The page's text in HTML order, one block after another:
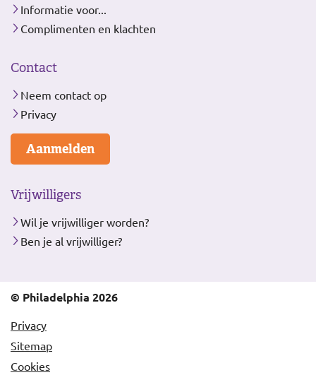
Informatie voor...
Complimenten en klachten
Contact
Neem contact op
Privacy
Aanmelden
Vrijwilligers
Wil je vrijwilliger worden?
Ben je al vrijwilliger?
© Philadelphia 2026
Privacy
Sitemap
Cookies